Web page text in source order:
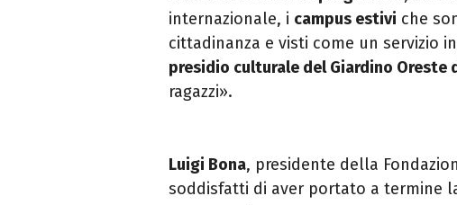
internazionale, i campus estivi che
cittadinanza e visti come un servizio
presidio culturale del Giardino Oreste
ragazzi».
Luigi Bona, presidente della
soddisfatti di aver portato a termine